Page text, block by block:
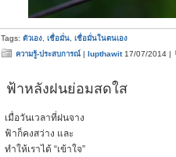
Tags: ตัวเอง เชื่อมั่น เชื่อมั่นในตนเอง
ความรู้-ประสบการณ์ | lupthawit17/07/2014 |
ฟ้าหลังฝนย่อมสดใส
เมื่อวันเวลาที่ฝนจาง
ฟ้าก็คงสว่าง และ
ทำให้เราได้ “เข้าใจ”